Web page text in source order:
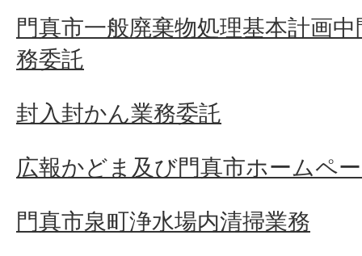
門真市一般廃棄物処理基本計画
務委託
封入封かん業務委託
広報かどま及び門真市ホームペ
門真市泉町浄水場内清掃業務